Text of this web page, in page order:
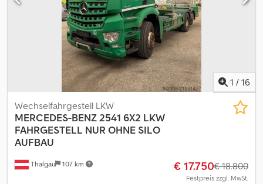
1 / 16
Thalgau 107 km
Wechselfahrgestell LKW
MERCEDES-BENZ2541 6X2 LKW
FAHRGESTELL NUR OHNE SILO
AUFBAU
€ 17.750€ 18.800
Festpreis zzgl. MwSt.